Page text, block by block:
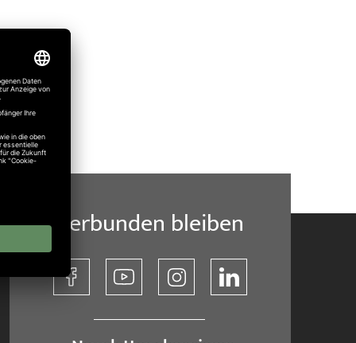
Verbunden bleiben